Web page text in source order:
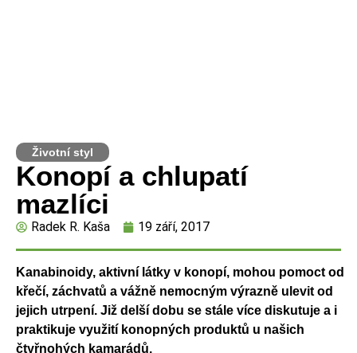
Životní styl
Konopí a chlupatí
mazlíci
Radek R. Kaša 19 září, 2017
Kanabinoidy, aktivní látky v konopí, mohou pomoct od
křečí, záchvatů a vážně nemocným výrazně ulevit od
jejich utrpení. Již delší dobu se stále více diskutuje a i
praktikuje využití konopných produktů u našich
čtyřnohých kamarádů.